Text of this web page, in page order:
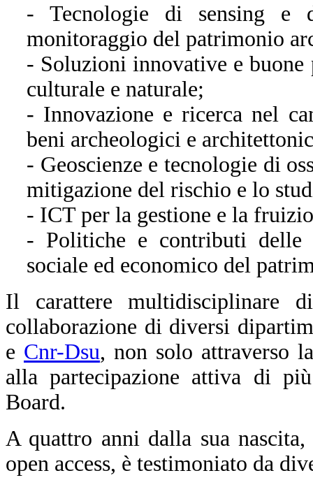
- Tecnologie di sensing e
monitoraggio del patrimonio
- Soluzioni innovative e
culturale e naturale;
- Innovazione e ricerca nel
beni archeologici e
- Geoscienze e tecnologie di
mitigazione del rischio e lo
- ICT per la gestione e la
- Politiche e contributi delle
sociale ed economico del
Il carattere multidisciplinare
collaborazione di diversi
e Cnr-Dsu, non solo attraverso
alla partecipazione attiva di
Board.
A quattro anni dalla sua
open access, è testimoniato da